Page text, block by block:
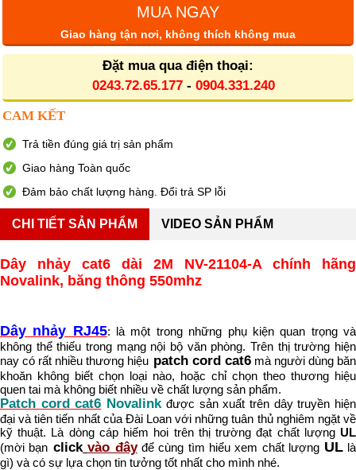
MUA NGAY
Giao hàng tận nơi, không thích không mua
Đặt mua qua điện thoại:
0243.72.65.177- 0904.331.240
CAM KẾT
Trả tiền đúng giá trị sản phẩm
Giao hàng Toàn quốc
Đảm bảo chất lượng hàng. Đổi trả SP lỗi
CHI TIẾT SẢN PHẨM VIDEO SẢN PHẨM
Dây nhảy cat6 dài 2M NV-21104-A chính hãng
Novalink, băng thông 550mhz
Dây nhảy RJ45: là một trong những phụ kiện quan trọng và
không thể thiếu trong mạng nội bộ văn phòng. Trên thị trường hiện
nay có rất nhiều thương hiệu patch cord cat6 mà người dùng băn
khoăn không biết chọn loại nào, hoặc chỉ chọn theo thương hiệu
quen tai mà không biết nhiều về chất lượng sản phẩm.
Patch cord cat6 Novalink được sản xuất trên dây truyền hiện
đại và tiên tiến nhất của Đài Loan với những tuân thủ nghiêm ngặt về
kỹ thuật. Là dòng cáp hiếm hoi trên thị trường đạt chất lượng UL
(mời bạn click vào đâyđể cùng tìm hiểu xem chất lượng ULlà
gì) và có sự lựa chọn tin tưởng tốt nhất cho mình nhé.